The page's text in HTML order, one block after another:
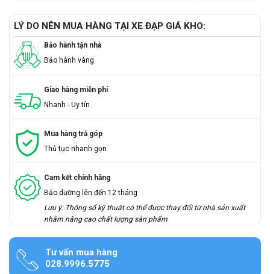
LÝ DO NÊN MUA HÀNG TẠI XE ĐẠP GIÁ KHO:
Bảo hành tận nhà
Bảo hành vàng
Giao hàng miễn phí
Nhanh - Uy tín
Mua hàng trả góp
Thủ tục nhanh gọn
Cam kết chính hãng
Bảo dưỡng lên đến 12 tháng
Lưu ý: Thông số kỹ thuật có thể được thay đổi từ nhà sản xuất
nhằm nâng cao chất lượng sản phẩm
Tư vấn mua hàng
028.9996.5775